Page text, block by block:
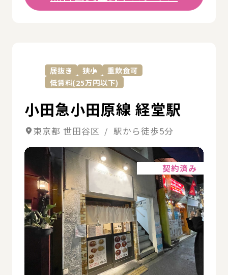
居抜き 狭小
重飲食可
低賃料(25万円以下)
小田急小田原線 経堂駅
東京都 世田谷区 / 駅から徒歩5分
契約済み